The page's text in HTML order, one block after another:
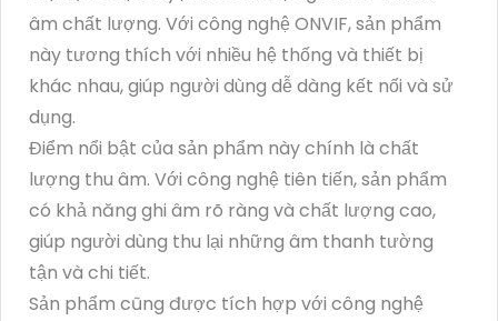
âm chất lượng. Với công nghệ ONVIF, sản phẩm
này tương thích với nhiều hệ thống và thiết bị
khác nhau, giúp người dùng dễ dàng kết nối và sử
dụng.
Điểm nổi bật của sản phẩm này chính là chất
lượng thu âm. Với công nghệ tiên tiến, sản phẩm
có khả năng ghi âm rõ ràng và chất lượng cao,
giúp người dùng thu lại những âm thanh tường
tận và chi tiết.
Sản phẩm cũng được tích hợp với công nghệ